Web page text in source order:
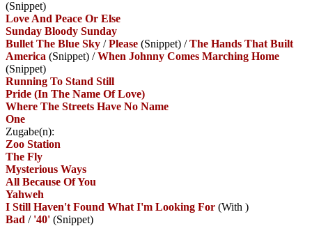
(Snippet)
Love And Peace Or Else
Sunday Bloody Sunday
Bullet The Blue Sky /Please (Snippet) /The Hands That Built
America (Snippet) /When Johnny Comes Marching Home
(Snippet)
Running To Stand Still
Pride (In The Name Of Love)
Where The Streets Have No Name
One
Zugabe(n):
Zoo Station
The Fly
Mysterious Ways
All Because Of You
Yahweh
I Still Haven't Found What I'm Looking For (With )
Bad / '40' (Snippet)